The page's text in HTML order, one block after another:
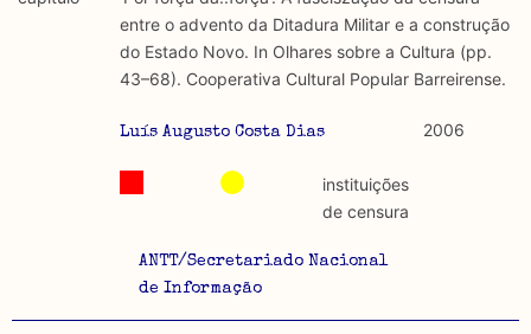
académicos.
Limitações
produzidos até 2022, contudo não foi possível ter acesso
discurso e uso da liberdade de expressão. Trata-se de
uma censura que é omnipresente, dado que é
constitutiva do próprio acto de fala.
abordagens.
Tipo investigação realizada
entre o advento da Ditadura Militar e a construção
do Estado Novo. In Olhares sobre a Cultura (pp.
43–68). Cooperativa Cultural Popular Barreirense.
Luís Augusto Costa Dias 2006
ANTT/Secretariado Nacional
de Informação
instituições
de censura